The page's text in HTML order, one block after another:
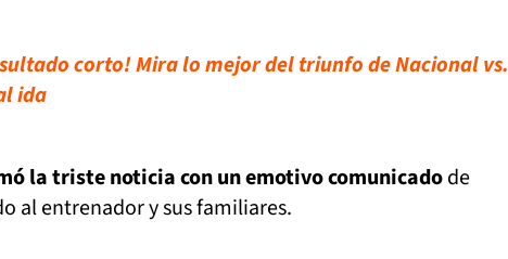
corto! Mira lo mejor del triunfo de Nacional vs.
ida
la triste noticia con un emotivo comunicadode
al entrenador y sus familiares.